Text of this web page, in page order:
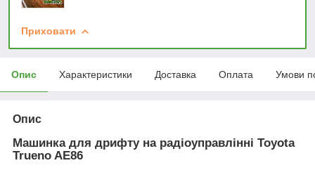
Приховати
Опис Характеристики Доставка Оплата Умови
Опис
Машинка для дрифту на радіоуправлінні Toyota
Trueno AE86